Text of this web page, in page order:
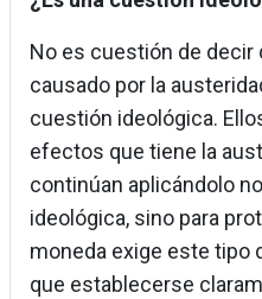
No es cuestión de decir
causado por la
cuestión ideológica.
efectos que tiene la
continúan aplicándolo
ideológica, sino para
moneda exige este tipo
que establecerse